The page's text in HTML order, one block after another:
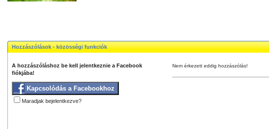
Hozzászólások - közösségi funkciók
A hozzászóláshoz be kell jelentkeznie a Facebook
fiókjába!
Kapcsolódás a Facebookhoz
Maradjak bejelentkezve?
Nem érkezett eddig hozzászólás!